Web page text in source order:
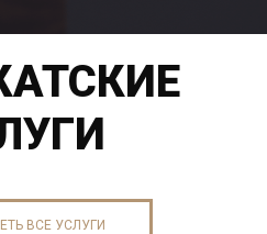
ВСЕ УСЛУГИ